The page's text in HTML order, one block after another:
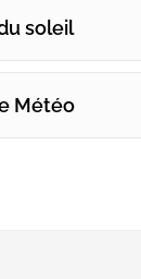
soleil
Météo